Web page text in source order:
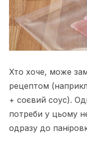
Хто хоче, може
рецептом
+ соєвий соус).
потреби у цьому
одразу до